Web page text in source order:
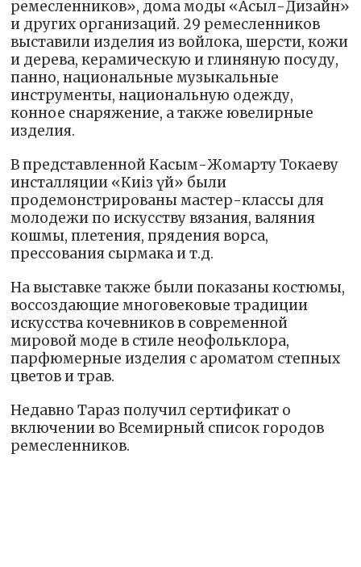
ремесленников», дома моды «Асыл-Дизайн»
и других организаций. 29 ремесленников
выставили изделия из войлока, шерсти, кожи
и дерева, керамическую и глиняную посуду,
панно, национальные музыкальные
инструменты, национальную одежду,
конное снаряжение, а также ювелирные
изделия.
В представленной Касым-Жомарту Токаеву
инсталляции «Киіз үй» были
продемонстрированы мастер-классы для
молодежи по искусству вязания, валяния
кошмы, плетения, прядения ворса,
прессования сырмака и т.д.
На выставке также были показаны костюмы,
воссоздающие многовековые традиции
искусства кочевников в современной
мировой моде в стиле неофольклора,
парфюмерные изделия с ароматом степных
цветов и трав.
Недавно Тараз получил сертификат о
включении во Всемирный список городов
ремесленников.